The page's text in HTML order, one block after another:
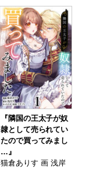
『隣国の王太子が奴
隷として売られてい
たので買ってみまし
…』
猫倉ありす 画 浅岸